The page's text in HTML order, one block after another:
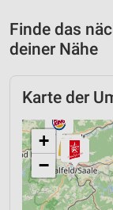
Finde das
deiner Nähe
Karte der
+
−